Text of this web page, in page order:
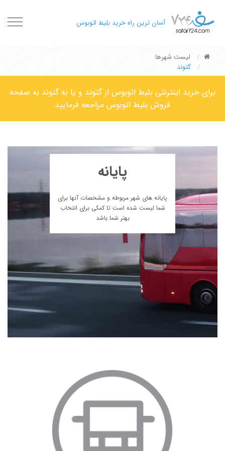
آسان ترین راه خرید بلیط اتوبوس
لیست شهرها
گتوند
برای خرید اینترنتی بلیط اتوبوس از گتوند و یا به گتوند به صفحه
فروش بلیط اتوبوس مراجعه فرمایید
پایانه
پایانه های شهر مربوطه و مشخصات آنها برای
شما لیست شده است تا کمکی برای انتخاب
بهتر شما باشد